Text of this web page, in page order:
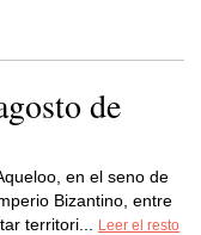
de
en el seno de
Bizantino, entre
territori...
Leer el resto